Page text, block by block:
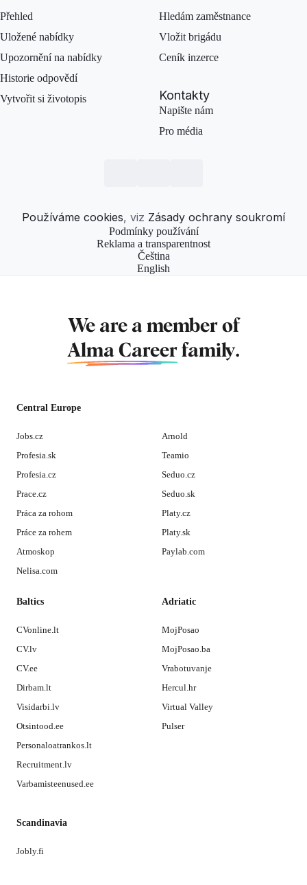
Přehled
Uložené nabídky
Upozornění na nabídky
Historie odpovědí
Vytvořit si životopis
Hledám zaměstnance
Vložit brigádu
Ceník inzerce
Kontakty
Napište nám
Pro média
Používáme cookies, viz Zásady ochrany soukromí
Podmínky používání
Reklama a transparentnost
Čeština
English
We are a member of
Alma Career family.
Central Europe
Jobs.cz
Profesia.sk
Profesia.cz
Prace.cz
Práca za rohom
Práce za rohem
Atmoskop
Nelisa.com
Arnold
Teamio
Seduo.cz
Seduo.sk
Platy.cz
Platy.sk
Paylab.com
Baltics
CVonline.lt
CV.lv
CV.ee
Dirbam.lt
Visidarbi.lv
Otsintood.ee
Personaloatrankos.lt
Recruitment.lv
Varbamisteenused.ee
Adriatic
MojPosao
MojPosao.ba
Vrabotuvanje
Hercul.hr
Virtual Valley
Pulser
Scandinavia
Jobly.fi